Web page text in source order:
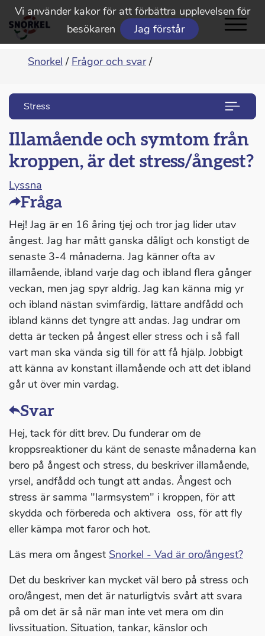
Vi använder kakor för att förbättra upplevelsen för
besökaren
Jag förstår
Snorkel / Frågor och svar /
Stress
Illamående och symtom från
kroppen, är det stress/ångest?
Lyssna
Fråga
Hej! Jag är en 16 åring tjej och tror jag lider utav
ångest. Jag har mått ganska dåligt och konstigt de
senaste 3-4 månaderna. Jag känner ofta av
illamående, ibland varje dag och ibland flera gånger
veckan, men jag spyr aldrig. Jag kan känna mig yr
och ibland nästan svimfärdig, lättare andfådd och
ibland känns det tyngre att andas. Jag undrar om
detta är tecken på ångest eller stress och i så fall
vart man ska vända sig till för att få hjälp. Jobbigt
att känna av konstant illamående och att det ibland
går ut över min vardag.
Svar
Hej, tack för ditt brev. Du funderar om de
kroppsreaktioner du känt de senaste månaderna kan
bero på ångest och stress, du beskriver illamående,
yrsel, andfådd och tungt att andas. Ångest och
stress är samma "larmsystem" i kroppen, för att
skydda och förbereda och aktivera oss, för att fly
eller kämpa mot faror och hot.
Läs mera om ångest Snorkel - Vad är oro/ångest?
Det du beskriver kan mycket väl bero på stress och
oro/ångest, men det är naturligtvis svårt att svara
på om det är så när man inte vet mera om din
livssituation. Situation, tankar, känslor och